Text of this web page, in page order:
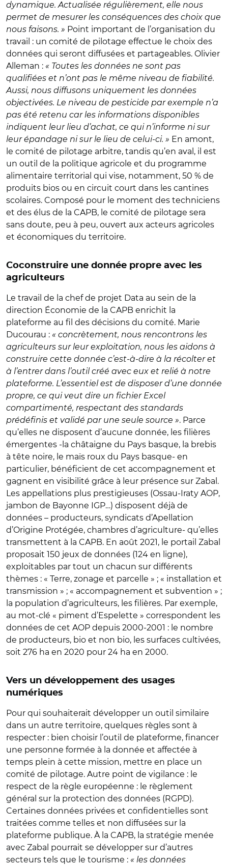
dynamique. Actualisée régulièrement, elle nous
permet de mesurer les conséquences des choix que
nous faisons. » Point important de l’organisation du
travail : un comité de pilotage effectue le choix des
données qui seront diffusées et partageables. Olivier
Alleman : « Toutes les données ne sont pas
qualifiées et n’ont pas le même niveau de fiabilité.
Aussi, nous diffusons uniquement les données
objectivées. Le niveau de pesticide par exemple n’a
pas été retenu car les informations disponibles
indiquent leur lieu d’achat, ce qui n’informe ni sur
leur épandage ni sur le lieu de celui-ci. » En amont,
le comité de pilotage arbitre, tandis qu’en aval, il est
un outil de la politique agricole et du programme
alimentaire territorial qui vise, notamment, 50 % de
produits bios ou en circuit court dans les cantines
scolaires. Composé pour le moment des techniciens
et des élus de la CAPB, le comité de pilotage sera
sans doute, peu à peu, ouvert aux acteurs agricoles
et économiques du territoire.
Coconstruire une donnée propre avec les
agriculteurs
Le travail de la chef de projet Data au sein de la
direction Économie de la CAPB enrichit la
plateforme au fil des décisions du comité. Marie
Ducourau : « concrètement, nous rencontrons les
agriculteurs sur leur exploitation, nous les aidons à
construire cette donnée c’est-à-dire à la récolter et
à l’entrer dans l’outil créé avec eux et relié à notre
plateforme. L’essentiel est de disposer d’une donnée
propre, ce qui veut dire un fichier Excel
compartimenté, respectant des standards
prédéfinis et validé par une seule source ». Parce
qu’elles ne disposent d’aucune donnée, les filières
émergentes -la châtaigne du Pays basque, la brebis
à tête noire, le maïs roux du Pays basque- en
particulier, bénéficient de cet accompagnement et
gagnent en visibilité grâce à leur présence sur Zabal.
Les appellations plus prestigieuses (Ossau-Iraty AOP,
jambon de Bayonne IGP…) disposent déjà de
données – producteurs, syndicats d’Apellation
d’Origine Protégée, chambres d’agriculture- qu’elles
transmettent à la CAPB. En août 2021, le portail Zabal
proposait 150 jeux de données (124 en ligne),
exploitables par tout un chacun sur différents
thèmes : « Terre, zonage et parcelle » ; « installation et
transmission » ; « accompagnement et subvention » ;
la population d’agriculteurs, les filières. Par exemple,
au mot-clé « piment d’Espelette » correspondent les
données de cet AOP depuis 2000-2001 : le nombre
de producteurs, bio et non bio, les surfaces cultivées,
soit 276 ha en 2020 pour 24 ha en 2000.
Vers un développement des usages
numériques
Pour qui souhaiterait développer un outil similaire
dans un autre territoire, quelques règles sont à
respecter : bien choisir l’outil de plateforme, financer
une personne formée à la donnée et affectée à
temps plein à cette mission, mettre en place un
comité de pilotage. Autre point de vigilance : le
respect de la règle européenne : le règlement
général sur la protection des données (RGPD).
Certaines données privées et confidentielles sont
traitées comme telles et non diffusées sur la
plateforme publique. À la CAPB, la stratégie menée
avec Zabal pourrait se développer sur d’autres
secteurs tels que le tourisme : « les données